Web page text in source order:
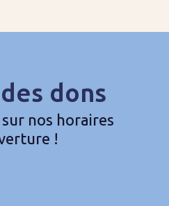
dons
nos horaires
!